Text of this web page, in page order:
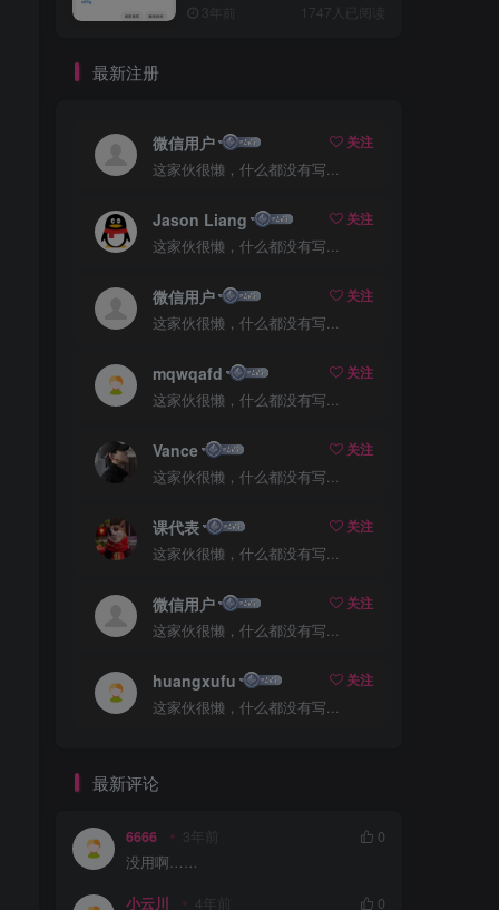
3年前 1747人已阅读
最新注册
微信用户
关注
这家伙很懒，什么都没有写...
Jason Liang
关注
这家伙很懒，什么都没有写...
微信用户
关注
这家伙很懒，什么都没有写...
mqwqafd
关注
这家伙很懒，什么都没有写...
Vance
关注
这家伙很懒，什么都没有写...
课代表
关注
这家伙很懒，什么都没有写...
微信用户
关注
这家伙很懒，什么都没有写...
huangxufu
关注
这家伙很懒，什么都没有写...
最新评论
6666 3年前
0
没用啊……
小云川 4年前 0